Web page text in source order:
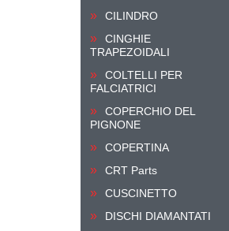
CILINDRO
CINGHIE
TRAPEZOIDALI
COLTELLI PER
FALCIATRICI
COPERCHIO DEL
PIGNONE
COPERTINA
CRT Parts
CUSCINETTO
DISCHI DIAMANTATI